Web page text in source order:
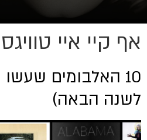
אף קיי איי טוויגס
לשנה הבאה)